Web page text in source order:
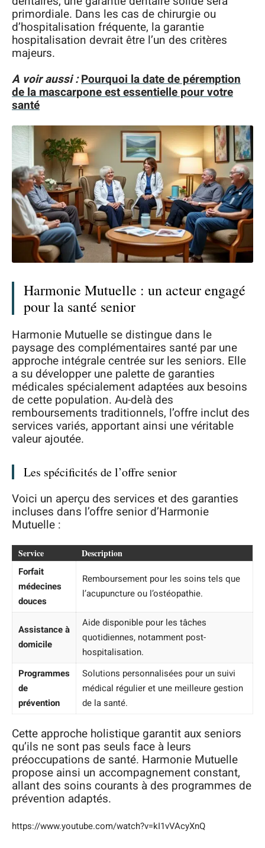
primordiale. Dans les cas de chirurgie ou
d’hospitalisation fréquente, la garantie
hospitalisation devrait être l’un des critères
majeurs.
A voir aussi :Pourquoi la date de péremption
de la mascarpone est essentielle pour votre
santé
Harmonie Mutuelle : un acteur engagé
pour la santé senior
Harmonie Mutuelle se distingue dans le
paysage des complémentaires santé par une
approche intégrale centrée sur les seniors. Elle
a su développer une palette de garanties
médicales spécialement adaptées aux besoins
de cette population. Au-delà des
remboursements traditionnels, l’offre inclut des
services variés, apportant ainsi une véritable
valeur ajoutée.
Les spécificités de l’offre senior
Voici un aperçu des services et des garanties
incluses dans l’offre senior d’Harmonie
Mutuelle :
Service Description
Forfait
médecines
douces
Remboursement pour les soins tels que
l’acupuncture ou l’ostéopathie.
Assistance à
domicile
Aide disponible pour les tâches
quotidiennes, notamment post-
hospitalisation.
Programmes
de
prévention
Solutions personnalisées pour un suivi
médical régulier et une meilleure gestion
de la santé.
Cette approche holistique garantit aux seniors
qu’ils ne sont pas seuls face à leurs
préoccupations de santé. Harmonie Mutuelle
propose ainsi un accompagnement constant,
allant des soins courants à des programmes de
prévention adaptés.
https://www.youtube.com/watch?v=kI1vVAcyXnQ